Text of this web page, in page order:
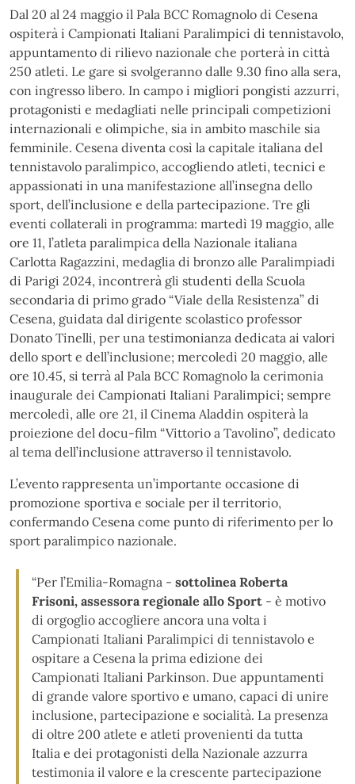
Dal 20 al 24 maggio il Pala BCC Romagnolo di Cesena
ospiterà i Campionati Italiani Paralimpici di tennistavolo,
appuntamento di rilievo nazionale che porterà in città
250 atleti. Le gare si svolgeranno dalle 9.30 fino alla sera,
con ingresso libero. In campo i migliori pongisti azzurri,
protagonisti e medagliati nelle principali competizioni
internazionali e olimpiche, sia in ambito maschile sia
femminile. Cesena diventa così la capitale italiana del
tennistavolo paralimpico, accogliendo atleti, tecnici e
appassionati in una manifestazione all’insegna dello
sport, dell’inclusione e della partecipazione. Tre gli
eventi collaterali in programma: martedì 19 maggio, alle
ore 11, l’atleta paralimpica della Nazionale italiana
Carlotta Ragazzini, medaglia di bronzo alle Paralimpiadi
di Parigi 2024, incontrerà gli studenti della Scuola
secondaria di primo grado “Viale della Resistenza” di
Cesena, guidata dal dirigente scolastico professor
Donato Tinelli, per una testimonianza dedicata ai valori
dello sport e dell’inclusione; mercoledì 20 maggio, alle
ore 10.45, si terrà al Pala BCC Romagnolo la cerimonia
inaugurale dei Campionati Italiani Paralimpici; sempre
mercoledì, alle ore 21, il Cinema Aladdin ospiterà la
proiezione del docu-film “Vittorio a Tavolino”, dedicato
al tema dell’inclusione attraverso il tennistavolo.
L’evento rappresenta un’importante occasione di
promozione sportiva e sociale per il territorio,
confermando Cesena come punto di riferimento per lo
sport paralimpico nazionale.
“Per l’Emilia-Romagna - sottolinea Roberta
Frisoni, assessora regionale allo Sport - è motivo
di orgoglio accogliere ancora una volta i
Campionati Italiani Paralimpici di tennistavolo e
ospitare a Cesena la prima edizione dei
Campionati Italiani Parkinson. Due appuntamenti
di grande valore sportivo e umano, capaci di unire
inclusione, partecipazione e socialità. La presenza
di oltre 200 atlete e atleti provenienti da tutta
Italia e dei protagonisti della Nazionale azzurra
testimonia il valore e la crescente partecipazione